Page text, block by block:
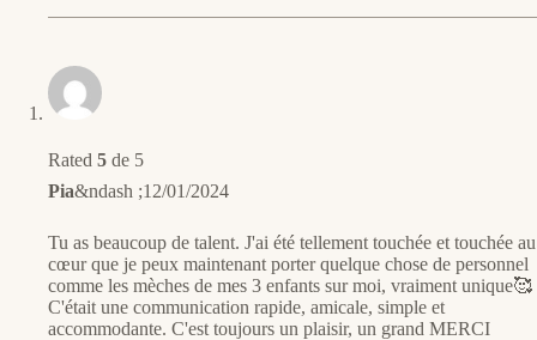
Rated 5 de 5
Pia&ndash ;12/01/2024
Tu as beaucoup de talent. J'ai été tellement touchée et touchée au
cœur que je peux maintenant porter quelque chose de personnel
comme les mèches de mes 3 enfants sur moi, vraiment unique🥰
C'était une communication rapide, amicale, simple et
accommodante. C'est toujours un plaisir, un grand MERCI